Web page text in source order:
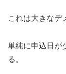
これは大きなデ
単純に申込日が
る。